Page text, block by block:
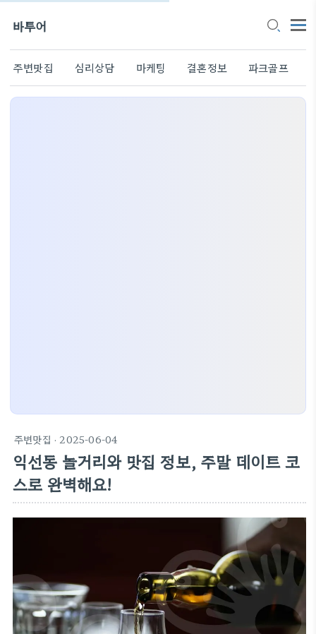
바투어
주변맛집 심리상담 마케팅 결혼정보 파크골프
주변맛집 · 2025-06-04
익선동 놀거리와 맛집 정보, 주말 데이트 코
스로 완벽해요!